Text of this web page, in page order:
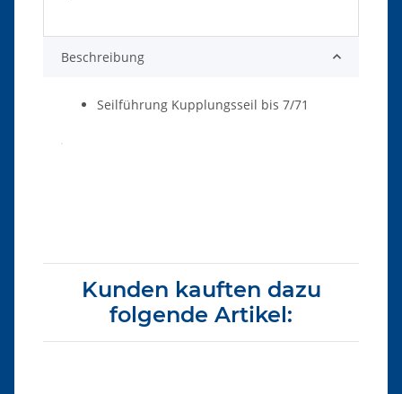
Beschreibung
Seilführung Kupplungsseil bis 7/71
Kunden kauften dazu
folgende Artikel: